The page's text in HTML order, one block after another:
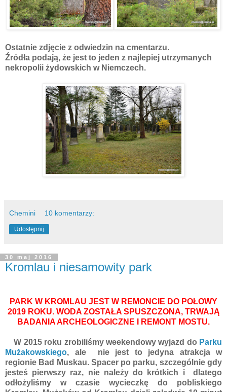
Ostatnie zdjęcie z odwiedzin na cmentarzu.
Źródła podają, że jest to jeden z najlepiej utrzymanych
nekropolii żydowskich w Niemczech.
Chemini 10 komentarzy:
Udostępnij
30 maj 2016
Kromlau i niesamowity park
PARK W KROMLAU JEST W REMONCIE DO POŁOWY
2019 ROKU. WODA ZOSTAŁA SPUSZCZONA, TRWAJĄ
BADANIA ARCHEOLOGICZNE I REMONT MOSTU.
W 2015 roku zrobiliśmy weekendowy wyjazd do Parku
Mużakowskiego, ale nie jest to jedyna atrakcja w
regionie Bad Muskau. Spacer po parku, szczególnie gdy
jesteś pierwszy raz, nie należy do krótkich i dlatego
odłożyliśmy w czasie wycieczkę do pobliskiego